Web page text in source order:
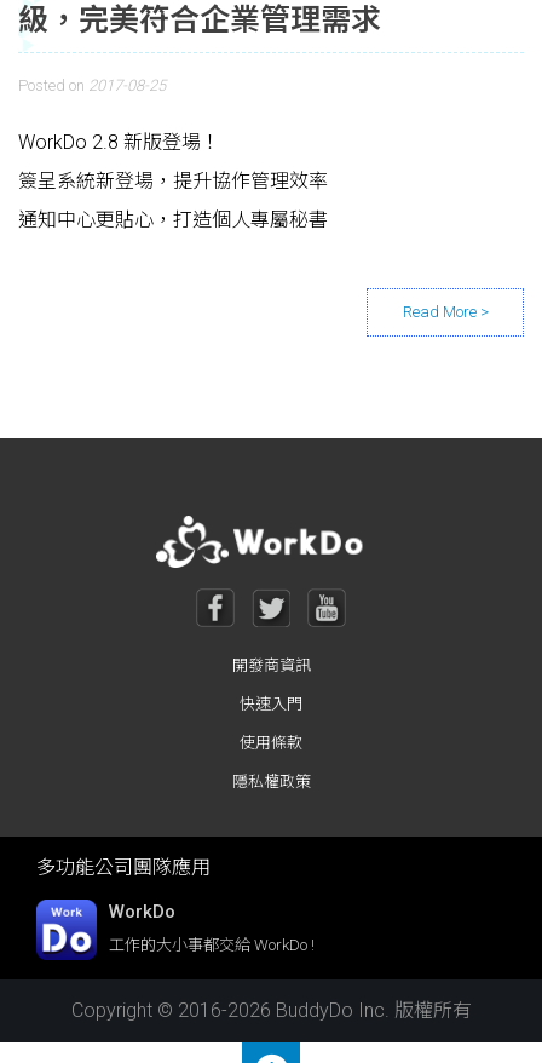
級，完美符合企業管理需求
Posted on 2017-08-25
WorkDo 2.8 新版登場！
簽呈系統新登場，提升協作管理效率
通知中心更貼心，打造個人專屬秘書
Posts navigation
開發商資訊
快速入門
使用條款
隱私權政策
多功能公司團隊應用
WorkDo
工作的大小事都交給 WorkDo !
Copyright © 2016-2026 BuddyDo Inc. 版權所有